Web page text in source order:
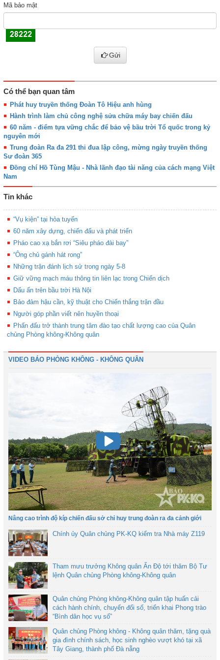
Mã bảo mật
Gửi
Có thể bạn quan tâm
Phát huy truyền thống Đoàn Tô Hiệu anh hùng
Hành trình làm chủ công nghệ sửa chữa máy bay chiến đấu
60 năm - điểm tựa vững chắc để bảo vệ bầu trời Tổ quốc trong kỷ
nguyên mới
Trung đoàn Ra đa 291 thi đua lập công, mừng ngày truyền thống
Sư đoàn 365
Đồng chí Hồ Tùng Mậu - Nhà lãnh đạo tài năng của cách mạng Việt
Nam
Tin khác
“Vụ kiện” tại hỏa tuyến
60 năm xây dựng, chiến đấu và phát triển
Pháo cao xạ bắn rơi “Siêu pháo đài bay”
“Ông chủ gánh hát rong”
Những trận đánh lịch sử trong ngày 5-8
Giữ vững mạch máu thông tin liên lạc trong Chiến dịch
Dấu ấn trên bầu trời Hà Nội
Bảo đảm hậu cần, kỹ thuật cho Chiến thắng trận đầu
Người góp phần viết nên huyền thoại
Phấn đấu trở thành trung tâm đào tạo chất lượng cao của Quân
chủng Phòng không-Không quân
VIDEO BÁO PHÒNG KHÔNG - KHÔNG QUÂN
Nâng cao trình độ kíp chiến đấu sở chỉ huy trung đoàn ra đa cảnh giới
Chính ủy Quân chủng PK-KQ kiểm tra Nhà máy Z119
Tham mưu trưởng Không quân Ấn Độ tới thăm Bộ Tư
lệnh Quân chủng Phòng không-Không quân
Quân chủng Phòng không-Không quân tập huấn cải
cách hành chính, chuyển đổi số, triển khai Phong trào
“Bình dân học vụ số”
Quân chủng Phòng không - Không quân thăm, tặng quà
gia đình chính sách, học sinh nghèo vượt khó tại xã
Tây Giang, thành phố Đà nẵng